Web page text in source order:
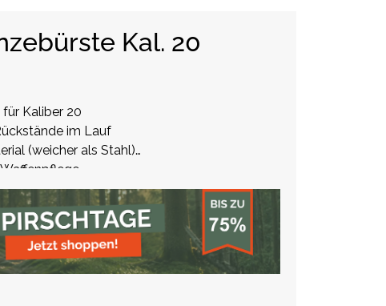
Kal. 20
Kaliber 20
im Lauf
(weicher als Stahl)